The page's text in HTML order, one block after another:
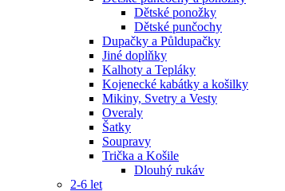
Dětské ponožky
Dětské punčochy
Dupačky a Půldupačky
Jiné doplňky
Kalhoty a Tepláky
Kojenecké kabátky a košilky
Mikiny, Svetry a Vesty
Overaly
Šatky
Soupravy
Trička a Košile
Dlouhý rukáv
2-6 let